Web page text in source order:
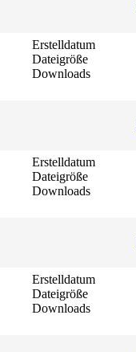
Erstelldatum
Dateigröße
Downloads
Erstelldatum
Dateigröße
Downloads
Erstelldatum
Dateigröße
Downloads